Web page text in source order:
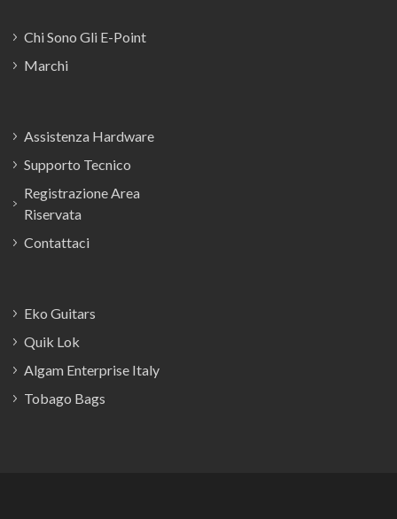
Chi Sono Gli E-Point
Marchi
Assistenza Hardware
Supporto Tecnico
Registrazione Area
Riservata
Contattaci
Eko Guitars
Quik Lok
Algam Enterprise Italy
Tobago Bags